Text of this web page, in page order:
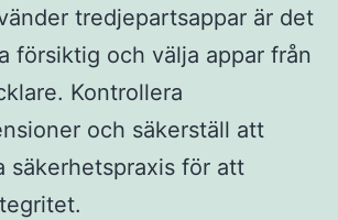
tredjepartsappar är det
försiktig och välja appar från
Kontrollera
och säkerställ att
säkerhetspraxis för att